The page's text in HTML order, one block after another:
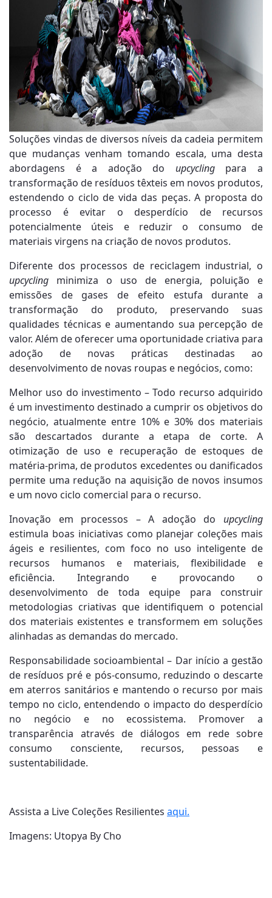
Soluções vindas de diversos níveis da cadeia permitem
que mudanças venham tomando escala, uma desta
abordagens é a adoção do upcyclingpara a
transformação de resíduos têxteis em novos produtos,
estendendo o ciclo de vida das peças. A proposta do
processo é evitar o desperdício de recursos
potencialmente úteis e reduzir o consumo de
materiais virgens na criação de novos produtos.
Diferente dos processos de reciclagem industrial, o
upcycling minimiza o uso de energia, poluição e
emissões de gases de efeito estufa durante a
transformação do produto, preservando suas
qualidades técnicas e aumentando sua percepção de
valor. Além de oferecer uma oportunidade criativa para
adoção de novas práticas destinadas ao
desenvolvimento de novas roupas e negócios, como:
Melhor uso do investimento – Todo recurso adquirido
é um investimento destinado a cumprir os objetivos do
negócio, atualmente entre 10% e 30% dos materiais
são descartados durante a etapa de corte. A
otimização de uso e recuperação de estoques de
matéria-prima, de produtos excedentes ou danificados
permite uma redução na aquisição de novos insumos
e um novo ciclo comercial para o recurso.
Inovação em processos – A adoção do upcycling
estimula boas iniciativas como planejar coleções mais
ágeis e resilientes, com foco no uso inteligente de
recursos humanos e materiais, flexibilidade e
eficiência. Integrando e provocando o
desenvolvimento de toda equipe para construir
metodologias criativas que identifiquem o potencial
dos materiais existentes e transformem em soluções
alinhadas as demandas do mercado.
Responsabilidade socioambiental – Dar início a gestão
de resíduos pré e pós-consumo, reduzindo o descarte
em aterros sanitários e mantendo o recurso por mais
tempo no ciclo, entendendo o impacto do desperdício
no negócio e no ecossistema. Promover a
transparência através de diálogos em rede sobre
consumo consciente, recursos, pessoas e
sustentabilidade.
Assista a Live Coleções Resilientes aqui.
Imagens: Utopya By Cho